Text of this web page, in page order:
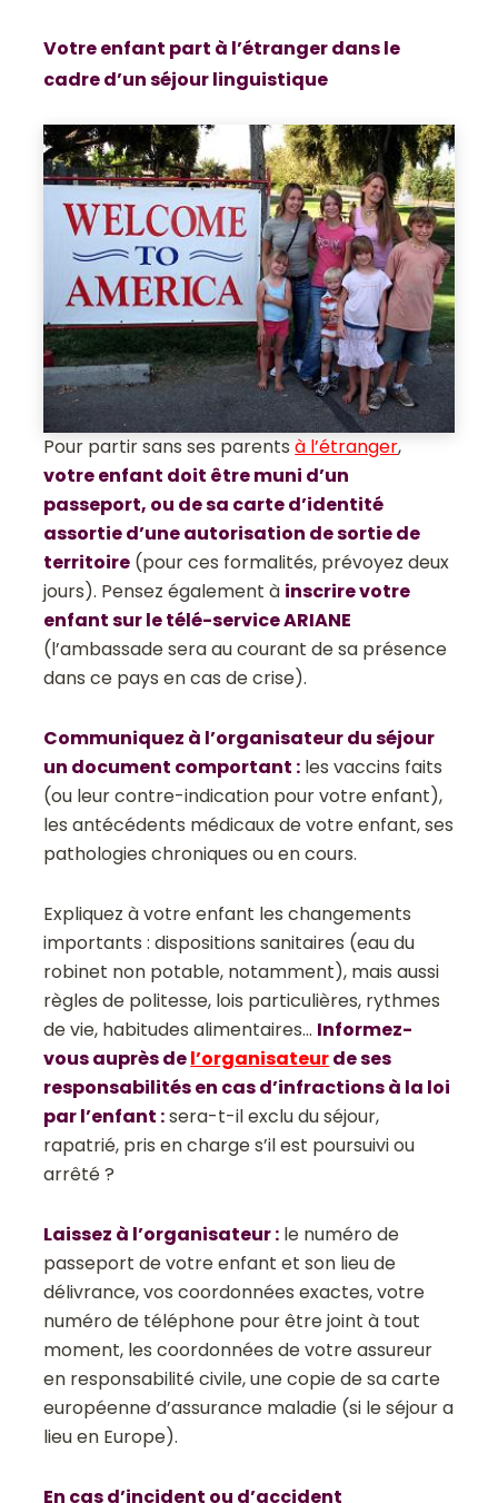
Votre enfant part à l’étranger dans le
cadre d’un séjour linguistique
Pour partir sans ses parentsà l’étranger,
votre enfant doit être muni d’un
passeport, ou de sa carte d’identité
assortie d’une autorisation de sortie de
territoire (pour ces formalités, prévoyez deux
jours). Pensez également à inscrire votre
enfant sur le télé-service ARIANE
(l’ambassade sera au courant de sa présence
dans ce pays en cas de crise).
Communiquez à l’organisateur du séjour
un document comportant : les vaccins faits
(ou leur contre-indication pour votre enfant),
les antécédents médicaux de votre enfant, ses
pathologies chroniques ou en cours.
Expliquez à votre enfant les changements
importants : dispositions sanitaires (eau du
robinet non potable, notamment), mais aussi
règles de politesse, lois particulières, rythmes
de vie, habitudes alimentaires… Informez-
vous auprès del’organisateurde ses
responsabilités en cas d’infractions à la loi
par l’enfant :sera-t-il exclu du séjour,
rapatrié, pris en charge s’il est poursuivi ou
arrêté ?
Laissez à l’organisateur : le numéro de
passeport de votre enfant et son lieu de
délivrance, vos coordonnées exactes, votre
numéro de téléphone pour être joint à tout
moment, les coordonnées de votre assureur
en responsabilité civile, une copie de sa carte
européenne d’assurance maladie (si le séjour a
lieu en Europe).
En cas d’incident ou d’accident